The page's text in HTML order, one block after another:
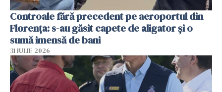
Controale fără precedent pe aeroportul din
Florența: s-au găsit capete de aligator și o
sumă imensă de bani
31 IULIE 2026